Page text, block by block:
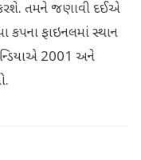
કરશે. તમને જણાવી દઈએ
કપના ફાઇનલમાં સ્થાન
2001 અને